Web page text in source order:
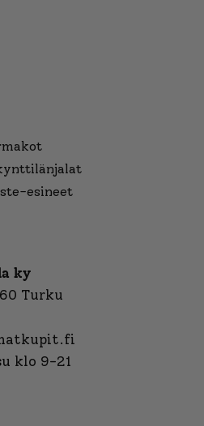
esineet
ky
Turku
klo 9-21